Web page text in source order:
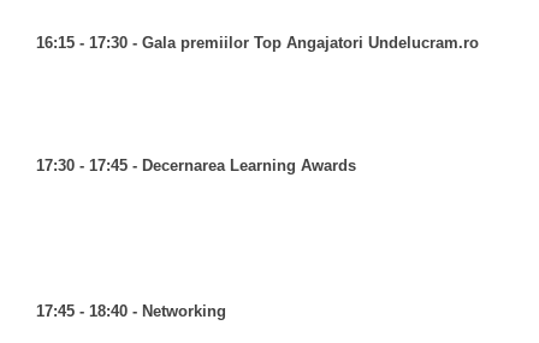
16:15 - 17:30 - Gala premiilor Top Angajatori Undelucram.ro
17:30 - 17:45 - Decernarea Learning Awards
17:45 - 18:40 - Networking